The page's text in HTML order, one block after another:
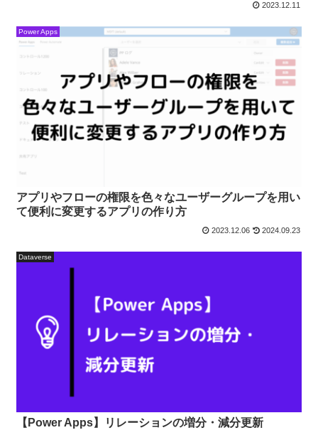
2023.12.11
Power Apps
アプリやフローの権限を色々なユーザーグループを用い
て便利に変更するアプリの作り方
2023.12.06 2024.09.23
Dataverse
【Power Apps】リレーションの増分・減分更新